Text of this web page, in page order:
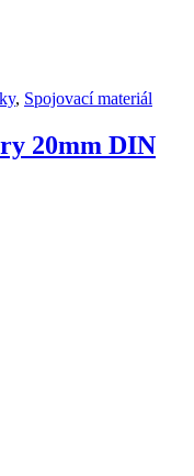
, Spojovací materiál
20mm DIN